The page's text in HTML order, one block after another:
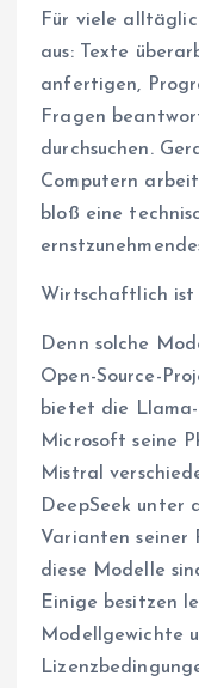
Für viele
aus: Texte
anfertigen,
Fragen
durchsuchen.
Computern
bloß eine
Wirtschaftlich ist
Denn solche
Open-Source-
bietet die Llama-
Microsoft seine
Mistral
DeepSeek unter
Varianten seiner
diese Modelle
Einige besitzen
Modellgewichte